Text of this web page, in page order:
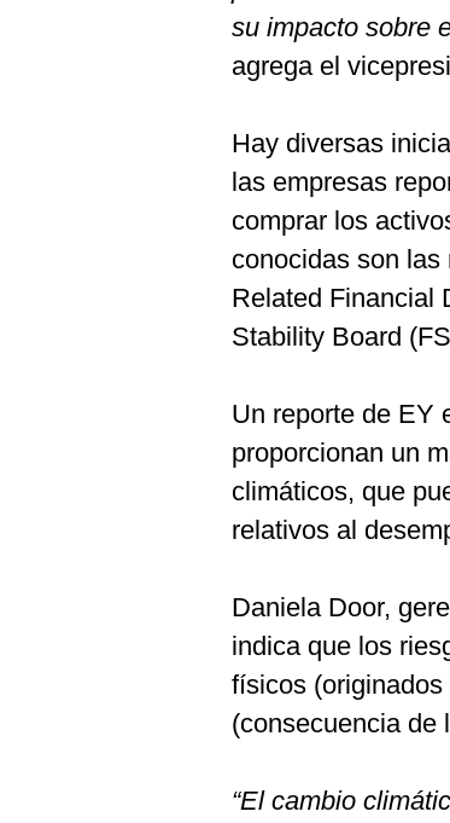
su impacto sobre
agrega el
Hay diversas
las empresas
comprar los
conocidas son las
Related Financial
Stability Board
Un reporte de EY
proporcionan un
climáticos, que
relativos al
Daniela Door,
indica que los
físicos
(consecuencia de
“El cambio